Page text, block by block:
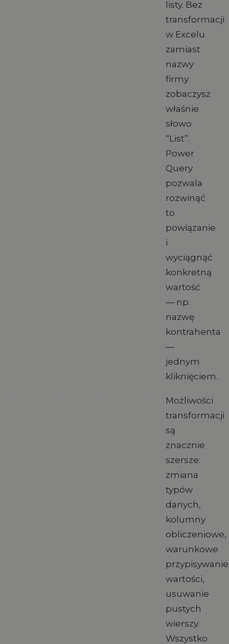
listy. Bez
transformacji
w Excelu
zamiast
nazwy
firmy
zobaczysz
właśnie
słowo
“List”.
Power
Query
pozwala
rozwinąć
to
powiązanie
i
wyciągnąć
konkretną
wartość
— np.
nazwę
kontrahenta
—
jednym
kliknięciem.
Możliwości
transformacji
są
znacznie
szersze:
zmiana
typów
danych,
kolumny
obliczeniowe,
warunkowe
przypisywanie
wartości,
usuwanie
pustych
wierszy.
Wszystko